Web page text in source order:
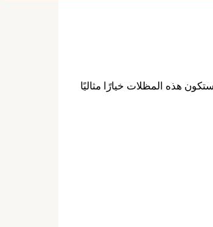
هذه المظلات خيارًا مثاليًا